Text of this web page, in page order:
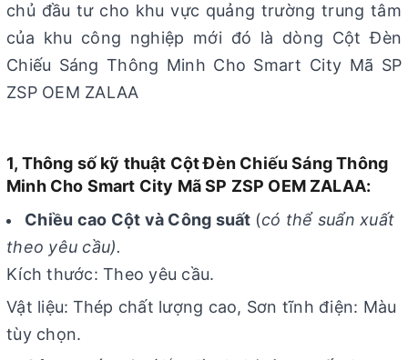
chủ đầu tư cho khu vực quảng trường trung tâm
của khu công nghiệp mới đó là dòng Cột Đèn
Chiếu Sáng Thông Minh Cho Smart City Mã SP
ZSP OEM ZALAA
1, Thông số kỹ thuật Cột Đèn Chiếu Sáng Thông
Minh Cho Smart City Mã SP ZSP OEM ZALAA:
Chiều cao Cột và Công suất (có thể suẩn xuất
theo yêu cầu).
Kích thước: Theo yêu cầu.
Vật liệu: Thép chất lượng cao, Sơn tĩnh điện: Màu
tùy chọn.